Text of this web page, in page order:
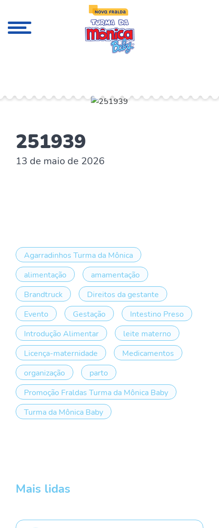
251939
13 de maio de 2026
Agarradinhos Turma da Mônica
alimentação
amamentação
Brandtruck
Direitos da gestante
Evento
Gestação
Intestino Preso
Introdução Alimentar
leite materno
Licença-maternidade
Medicamentos
organização
parto
Promoção Fraldas Turma da Mônica Baby
Turma da Mônica Baby
Mais lidas